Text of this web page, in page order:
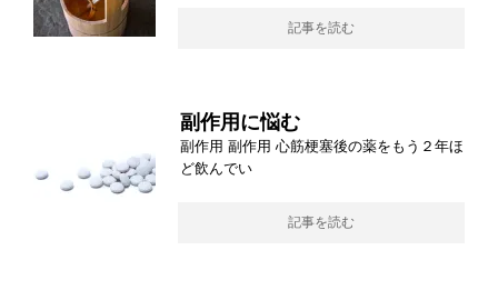
記事を読む
副作用に悩む
副作用 副作用 心筋梗塞後の薬をもう２年ほ
ど飲んでい
記事を読む